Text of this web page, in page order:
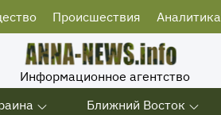
Происшествия Аналитика
Информационное агентство
Ближний Восток